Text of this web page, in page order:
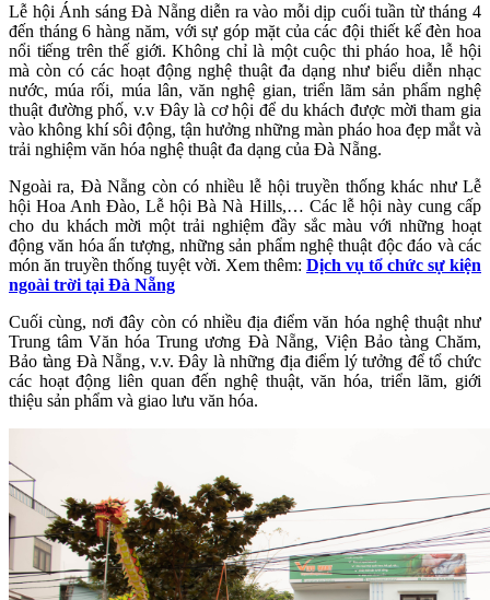
Lễ hội Ánh sáng Đà Nẵng diễn ra vào mỗi dịp cuối tuần từ tháng 4
đến tháng 6 hàng năm, với sự góp mặt của các đội thiết kế đèn hoa
nổi tiếng trên thế giới. Không chỉ là một cuộc thi pháo hoa, lễ hội
mà còn có các hoạt động nghệ thuật đa dạng như biểu diễn nhạc
nước, múa rối, múa lân, văn nghệ gian, triển lãm sản phẩm nghệ
thuật đường phố, v.v Đây là cơ hội để du khách được mời tham gia
vào không khí sôi động, tận hưởng những màn pháo hoa đẹp mắt và
trải nghiệm văn hóa nghệ thuật đa dạng của Đà Nẵng.
Ngoài ra, Đà Nẵng còn có nhiều lễ hội truyền thống khác như Lễ
hội Hoa Anh Đào, Lễ hội Bà Nà Hills,… Các lễ hội này cung cấp
cho du khách mời một trải nghiệm đầy sắc màu với những hoạt
động văn hóa ấn tượng, những sản phẩm nghệ thuật độc đáo và các
món ăn truyền thống tuyệt vời. Xem thêm: Dịch vụ tổ chức sự kiện
ngoài trời tại Đà Nẵng
Cuối cùng, nơi đây còn có nhiều địa điểm văn hóa nghệ thuật như
Trung tâm Văn hóa Trung ương Đà Nẵng, Viện Bảo tàng Chăm,
Bảo tàng Đà Nẵng, v.v. Đây là những địa điểm lý tưởng để tổ chức
các hoạt động liên quan đến nghệ thuật, văn hóa, triển lãm, giới
thiệu sản phẩm và giao lưu văn hóa.